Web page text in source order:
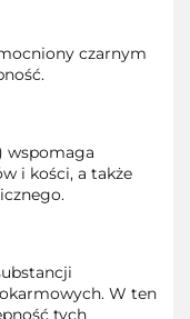
czarnym
wspomaga
i kości, a także
W ten